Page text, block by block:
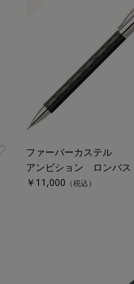
ファーバーカステル
￥11,000 （税込）